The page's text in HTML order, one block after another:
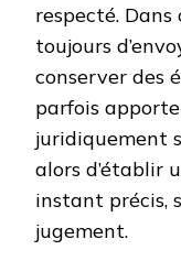
respecté.
toujours
conserver des
parfois
juridiquement
alors d’établir
instant précis,
jugement.